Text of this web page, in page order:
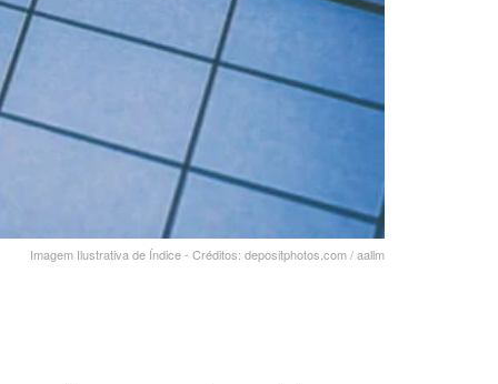
Imagem Ilustrativa de Índice - Créditos: depositphotos.com / aallm